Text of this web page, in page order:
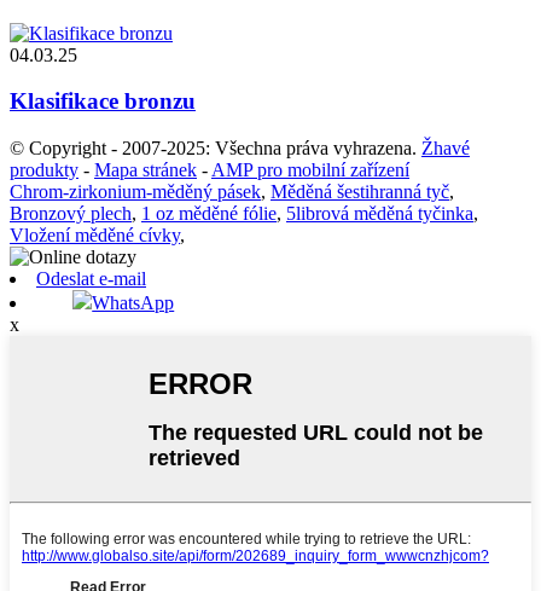
04.03.25
Klasifikace bronzu
© Copyright - 2007-2025: Všechna práva vyhrazena. Žhavé
produkty - Mapa stránek - AMP pro mobilní zařízení
Chrom-zirkonium-měděný pásek, Měděná šestihranná tyč,
Bronzový plech, 1 oz měděné fólie, 5librová měděná tyčinka,
Vložení měděné cívky,
Odeslat e-mail
WhatsApp
x